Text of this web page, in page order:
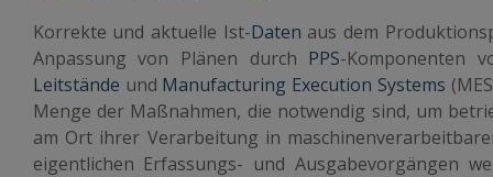
Korrekte und aktuelle Ist-Daten aus dem
Anpassung von Plänen durch PPS-Komponenten
Leitstände und Manufacturing Execution Systems
Menge der Maßnahmen, die notwendig sind, um
am Ort ihrer Verarbeitung in
eigentlichen Erfassungs- und Ausgabevorgängen